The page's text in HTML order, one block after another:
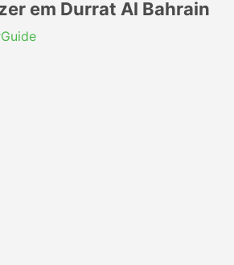
em Durrat Al Bahrain